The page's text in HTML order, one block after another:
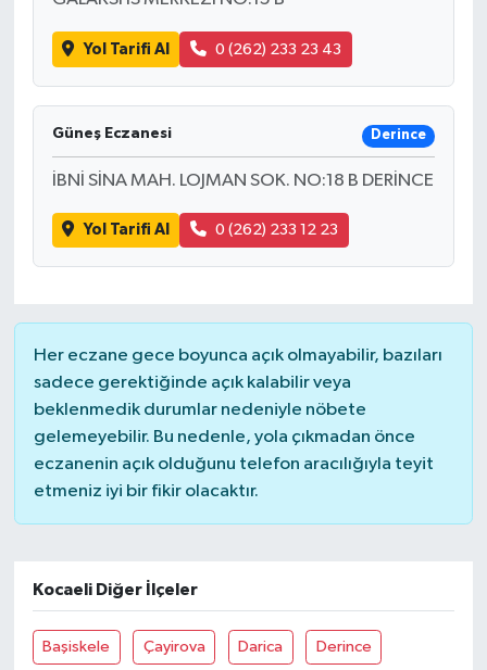
Yol Tarifi Al 0 (262) 233 23 43
Güneş Eczanesi Derince
İBNİ SİNA MAH. LOJMAN SOK. NO:18 B DERİNCE
Yol Tarifi Al 0 (262) 233 12 23
Her eczane gece boyunca açık olmayabilir, bazıları
sadece gerektiğinde açık kalabilir veya
beklenmedik durumlar nedeniyle nöbete
gelemeyebilir. Bu nedenle, yola çıkmadan önce
eczanenin açık olduğunu telefon aracılığıyla teyit
etmeniz iyi bir fikir olacaktır.
Kocaeli Diğer İlçeler
Başiskele Çayirova Darica Derince